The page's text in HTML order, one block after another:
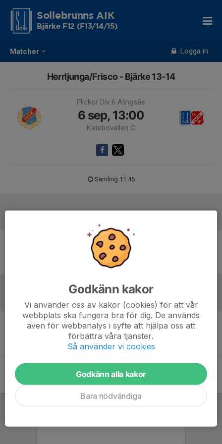
Matcher Logga in
Sollebrunns AIK
Bjärke F12 (F13/14/15)
Herrljunga/Frisco - Bjärke 13-14
Flickor Div 6 Alingsås
6 sep, 13:00
Katebovallen C
Samling 11:45
Ingen uppställning ifylld
Inför match
Inget skrivet
Godkänn kakor
Vi använder oss av kakor (cookies) för att vår
webbplats ska fungera bra för dig. De används
även för webbanalys i syfte att hjälpa oss att
förbättra våra tjänster.
Så använder vi cookies
Godkänn alla kakor
Bara nödvändiga